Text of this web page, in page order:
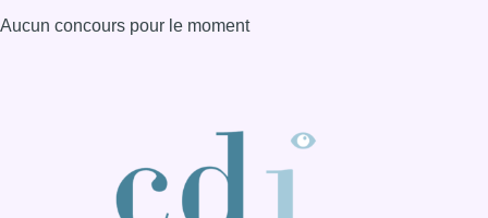
Aucun concours pour le moment